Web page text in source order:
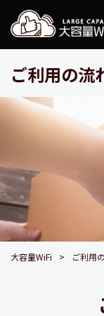
ご利用の流
大容量WiFi ご利用